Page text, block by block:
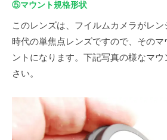
⑤マウント規格形状
このレンズは、フイルムカメラがレ
時代の単焦点レンズですので、そのマ
ントになります。下記写真の様なマ
さい。